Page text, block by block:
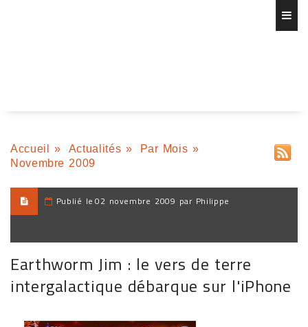
Accueil » Actualités » Par Mois »
Novembre 2009
Publié le 02 novembre 2009 par Philippe
Earthworm Jim : le vers de terre
intergalactique débarque sur l'iPhone